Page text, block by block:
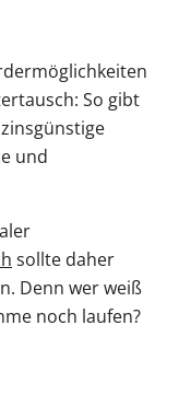
So gibt
und
sollte daher
Denn wer weiß
noch laufen?